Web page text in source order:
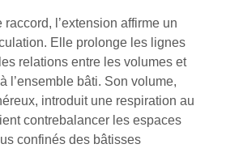
raccord, l’extension affirme un
Elle prolonge les lignes
relations entre les volumes et
l’ensemble bâti. Son volume,
introduit une respiration au
contrebalancer les espaces
confinés des bâtisses